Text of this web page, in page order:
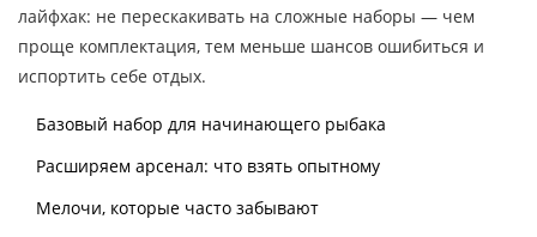
лайфхак: не перескакивать на сложные наборы — чем
проще комплектация, тем меньше шансов ошибиться и
испортить себе отдых.
Базовый набор для начинающего рыбака
Расширяем арсенал: что взять опытному
Мелочи, которые часто забывают